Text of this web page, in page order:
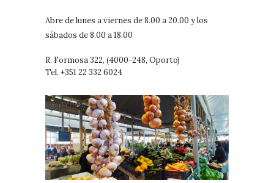
Abre de lunes a viernes de 8.00 a 20.00 y los
sábados de 8.00 a 18.00
R. Formosa 322, (4000-248, Oporto)
Tel. +351 22 332 6024